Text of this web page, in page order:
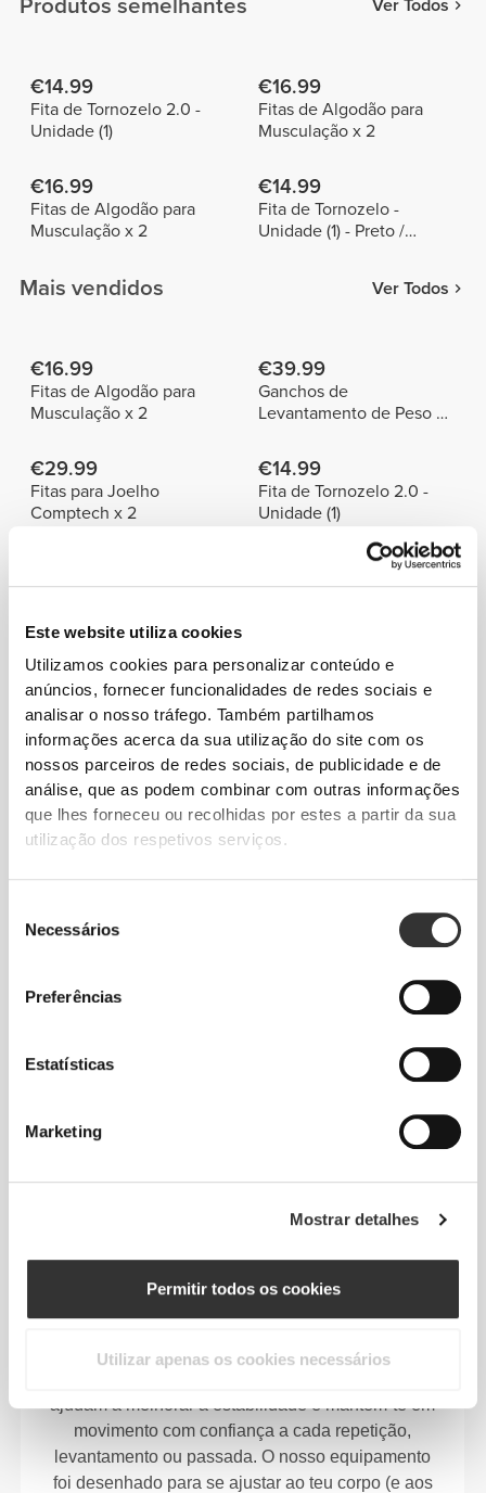
Este website utiliza cookies
Utilizamos cookies para personalizar conteúdo e
anúncios, fornecer funcionalidades de redes sociais e
analisar o nosso tráfego. Também partilhamos
informações acerca da sua utilização do site com os
nossos parceiros de redes sociais, de publicidade e de
análise, que as podem combinar com outras informações
que lhes forneceu ou recolhidas por estes a partir da sua
utilização dos respetivos serviços.
Necessários
Preferências
Estatísticas
Marketing
Mostrar detalhes
Permitir todos os cookies
Utilizar apenas os cookies necessários
Produtos semelhantes Ver Todos
€14.99
Fita de Tornozelo 2.0 -
Unidade (1)
€16.99
Fitas de Algodão para
Musculação x 2
€16.99
Fitas de Algodão para
Musculação x 2
€14.99
Fita de Tornozelo -
Unidade (1) - Preto /
Mais vendidos Ver Todos
€16.99
Fitas de Algodão para
Musculação x 2
€39.99
Ganchos de
Levantamento de Peso x
€29.99
Fitas para Joelho
Comptech x 2
€14.99
Fita de Tornozelo 2.0 -
Unidade (1)
Protege o teu corpo
Equipamento que
potencia o teu
desempenho
o equipamento Prozis combina materiais
direcionado onde mais precisas. Leves,
ajudam a melhorar a estabilidade e mantêm-te em
movimento com confiança a cada repetição,
levantamento ou passada. O nosso equipamento
foi desenhado para se ajustar ao teu corpo (e aos